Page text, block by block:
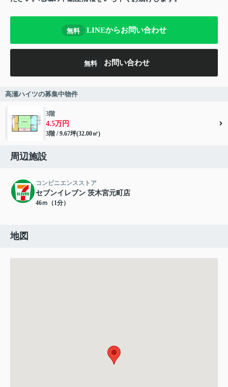
無料 LINEからお問い合わせ
無料 お問い合わせ
高瀬ハイツの募集中物件
3階
4.5万円
3階 / 9.67坪(32.00㎡)
周辺施設
コンビニエンスストア
セブンイレブン 茨木宮元町店
46ｍ（1分）
地図